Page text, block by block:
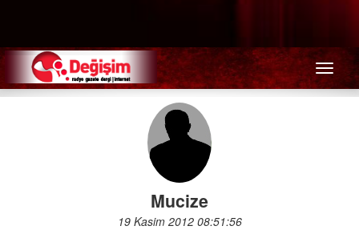
Menü
Mucize
19 Kasim 2012 08:51:56